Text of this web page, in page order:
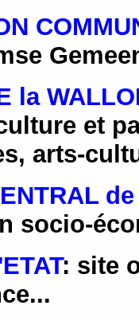
la
et
arts-
socio-
: site